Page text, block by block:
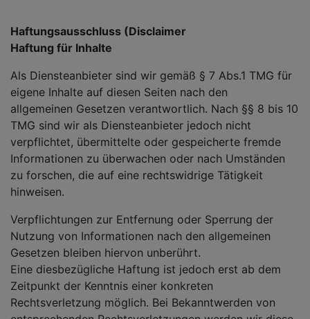
Haftungsausschluss (Disclaimer
Haftung für Inhalte
Als Diensteanbieter sind wir gemäß § 7 Abs.1 TMG für
eigene Inhalte auf diesen Seiten nach den
allgemeinen Gesetzen verantwortlich. Nach §§ 8 bis 10
TMG sind wir als Diensteanbieter jedoch nicht
verpflichtet, übermittelte oder gespeicherte fremde
Informationen zu überwachen oder nach Umständen
zu forschen, die auf eine rechtswidrige Tätigkeit
hinweisen.
Verpflichtungen zur Entfernung oder Sperrung der
Nutzung von Informationen nach den allgemeinen
Gesetzen bleiben hiervon unberührt.
Eine diesbezügliche Haftung ist jedoch erst ab dem
Zeitpunkt der Kenntnis einer konkreten
Rechtsverletzung möglich. Bei Bekanntwerden von